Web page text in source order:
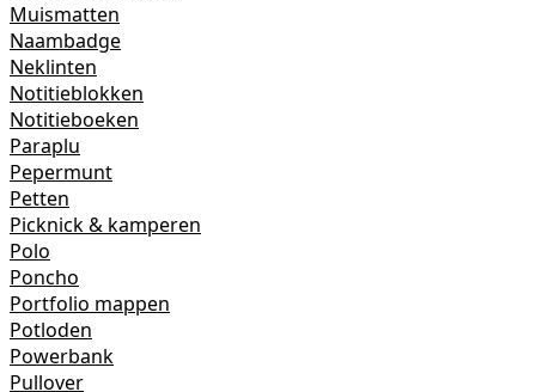
Muismatten
Naambadge
Neklinten
Notitieblokken
Notitieboeken
Paraplu
Pepermunt
Petten
Picknick & kamperen
Polo
Poncho
Portfolio mappen
Potloden
Powerbank
Pullover